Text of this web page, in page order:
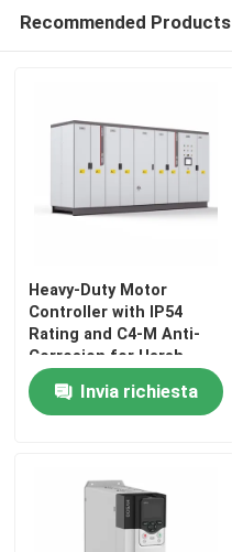
Recommended Products
Heavy-Duty Motor
Controller with IP54
Rating and C4-M Anti-
Corrosion for Harsh
Plant Conditions
Invia richiesta